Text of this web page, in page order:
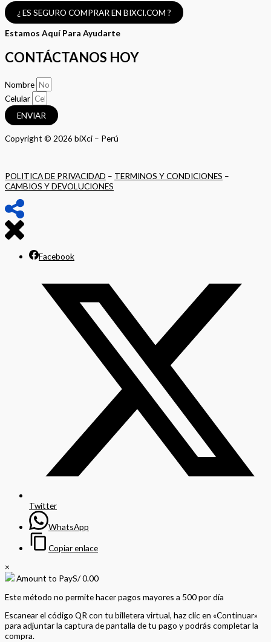
¿ ES SEGURO COMPRAR EN BIXCI.COM ?
Estamos Aquí Para Ayudarte
CONTÁCTANOS HOY
Nombre
Celular
ENVIAR
Copyright © 2026 biXci – Perú
POLITICA DE PRIVACIDAD – TERMINOS Y CONDICIONES –
CAMBIOS Y DEVOLUCIONES
Facebook
Twitter
WhatsApp
Copiar enlace
×
Amount to PayS/0.00
Este método no permite hacer pagos mayores a 500 por día
Escanear el código QR con tu billetera virtual, haz clic en «Continuar»
para adjuntar la captura de pantalla de tu pago y podrás completar la
compra.